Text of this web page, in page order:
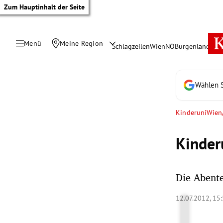
Zum Hauptinhalt der Seite
Menü Meine Region SchlagzeilenWienNÖBurgenland
Wählen
Die
12.07.2012,